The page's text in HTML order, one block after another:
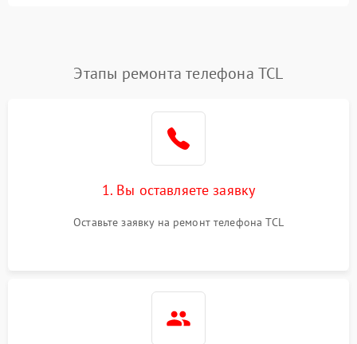
Этапы ремонта телефона TCL
1. Вы оставляете заявку
Оставьте заявку на ремонт телефона TCL